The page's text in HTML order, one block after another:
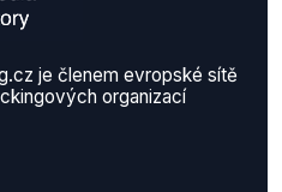
je členem evropské sítě
organizací